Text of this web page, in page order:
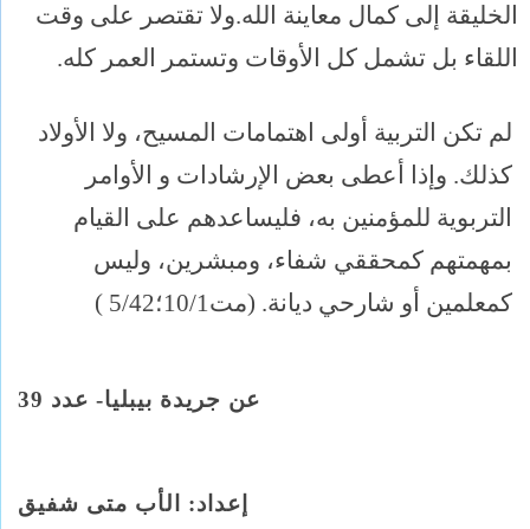
الخليقة إلى كمال معاينة الله.ولا تقتصر على وقت
اللقاء بل تشمل كل الأوقات وتستمر العمر كله.
لم تكن التربية أولى اهتمامات المسيح، ولا الأولاد
كذلك. وإذا أعطى بعض الإرشادات و الأوامر
التربوية للمؤمنين به، فليساعدهم على القيام
بمهمتهم كمحققي شفاء، ومبشرين، وليس
كمعلمين أو شارحي ديانة. (مت10/1؛5/42 )
عن جريدة بيبليا- عدد 39
إعداد: الأب متى شفيق